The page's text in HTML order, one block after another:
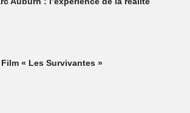
« Les Survivantes »